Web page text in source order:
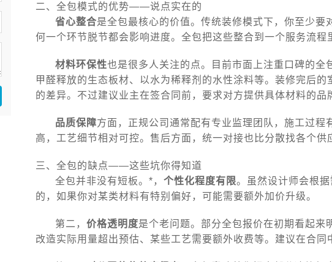
二、全包模式的优势——说点实在的
省心整合是全包最核心的价值。传统装修模式下，你至少
何一个环节脱节都会影响进度。全包把这些整合到一个服务流程
材料环保性也是很多人关注的点。目前市面上注重口碑的
甲醛释放的生态板材、以水为稀释剂的水性涂料等。装修完后
的差异。不过建议业主在签合同前，要求对方提供具体材料的品
品质保障方面，正规公司通常配有专业监理团队，施工过
高，工艺细节相对可控。售后方面，统一对接也比分散找各个供
三、全包的缺点——这些坑你得知道
全包并非没有短板。*， 个性化程度有限。虽然设计师会根
的，如果你对某类材料有特别偏好，可能需要额外加价升级。
第二， 价格透明度是个老问题。部分全包报价在初期看起
改造实际用量超出预估、某些工艺需要额外收费等。建议在合同